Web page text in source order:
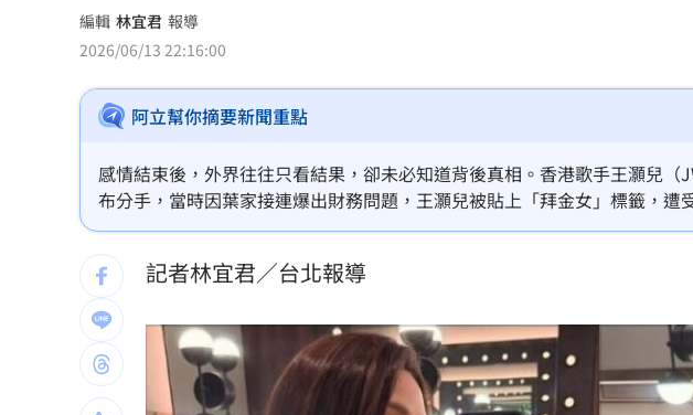
新／大雷雨開炸5地！15縣市豪大雨特報
工作太忙上腹痛沒食慾 竟罹癌王4期轉移
川湖賺逾11股本！ 逆勢衝上萬金
白海豚攪局！離島船班最新異動一次看 17:29
SanDisk財報亮眼卻崩跌 3大原因一次看懂
夏莉絲遭爆餵幼童過期食品 沈伯洋說話了 17:26
緯創股利二度順延！證期局：將查疏失 17:26
編輯 林宜君 報導
2026/06/13 22:16:00
阿立幫你摘要新聞重點
感情結束後，外界往往只看結果，卻未必知道背後真相。香港歌手王灝兒
布分手，當時因葉家接連爆出財務問題，王灝兒被貼上「拜金女」標籤，
公開情變原因，強調分手與金錢無關。林宜君
記者林宜君／台北報導